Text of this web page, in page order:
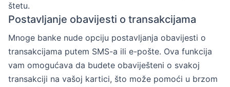
štetu.
Postavljanje obavijesti o transakcijama
Mnoge banke nude opciju postavljanja obavijesti o
transakcijama putem SMS-a ili e-pošte. Ova funkcija
vam omogućava da budete obaviješteni o svakoj
transakciji na vašoj kartici, što može pomoći u brzom